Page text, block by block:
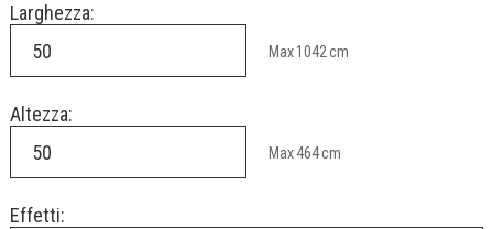
Larghezza:
Max1042cm
Altezza:
Max464cm
Effetti: